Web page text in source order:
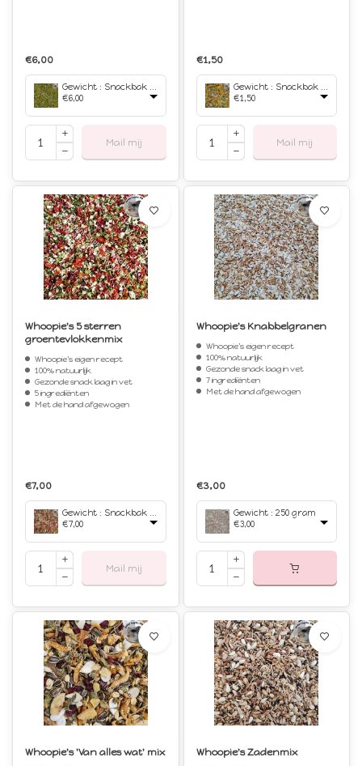
€6,00
Gewicht : Snackbak 750 ml
€6,00
Mail mij
€1,50
Gewicht : Snackbak 150 ml
€1,50
Mail mij
Whoopie's 5 sterren
groentevlokkenmix
Whoopie's eigen recept
100% natuurlijk
Gezonde snack laag in vet
5 ingrediënten
Met de hand afgewogen
€7,00
Gewicht : Snackbak 750 ml
€7,00
Mail mij
Whoopie's Knabbelgranen
Whoopie's eigen recept
100% natuurlijk
Gezonde snack laag in vet
7 ingrediënten
Met de hand afgewogen
€3,00
Gewicht : 250 gram
€3,00
Whoopie's 'Van alles wat' mix Whoopie's Zadenmix